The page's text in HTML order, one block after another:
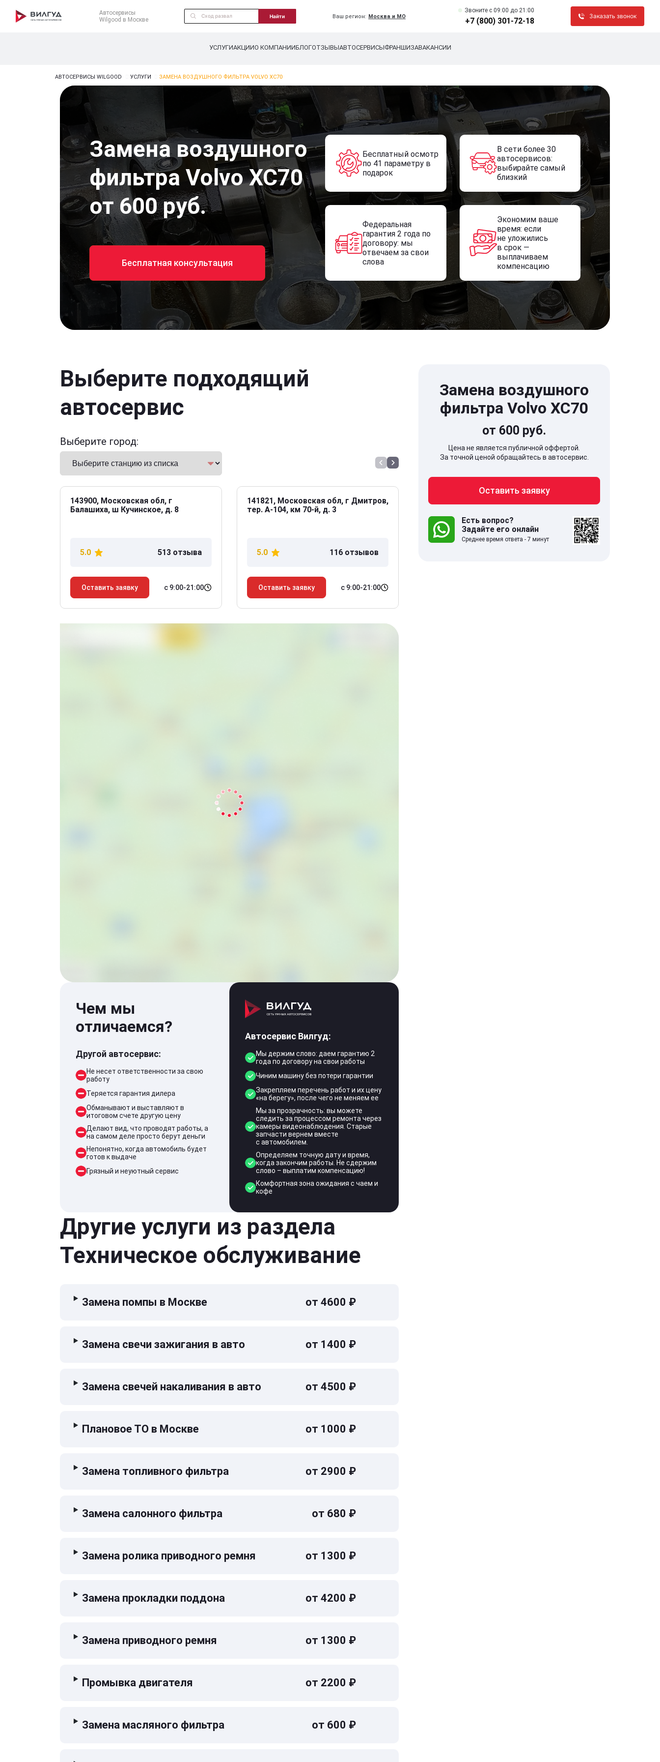
Автосервисы
Wilgood в Москве
Найти Ваш регион: Москва и МО
Звоните c 09:00 до 21:00
+7 (800) 301-72-18
Заказать звонок
УСЛУГИАКЦИИО КОМПАНИИБЛОГОТЗЫВЫАВТОСЕРВИСЫФРАНШИЗАВАКАНСИИ
АВТОСЕРВИСЫ WILGOOD УСЛУГИ ЗАМЕНА ВОЗДУШНОГО ФИЛЬТРА VOLVO XC70
Замена воздушного
фильтра Volvo XC70
от 600 руб.
Бесплатная консультация
Бесплатный осмотр
по 41 параметру в
подарок
В сети более 30
автосервисов:
выбирайте самый
близкий
Федеральная
гарантия 2 года по
договору: мы
отвечаем за свои
слова
Экономим ваше
время: если
не уложились
в срок —
выплачиваем
компенсацию
Выберите подходящий
автосервис
Выберите город:
143900, Московская обл, г
Балашиха, ш Кучинское, д. 8
5.0 513 отзыва
Оставить заявку с 9:00-21:00
141821, Московская обл, г Дмитров,
тер. А-104, км 70-й, д. 3
5.0 116 отзывов
Оставить заявку с 9:00-21:00
141707, Московская обл,
дом 5
Чем мы
отличаемся?
Другой автосервис:
Не несет ответственности за свою
работу
Теряется гарантия дилера
Обманывают и выставляют в
итоговом счете другую цену
Делают вид, что проводят работы, а
на самом деле просто берут деньги
Непонятно, когда автомобиль будет
готов к выдаче
Грязный и неуютный сервис
Автосервис Вилгуд:
Мы держим слово: даем гарантию 2
года по договору на свои работы
Чиним машину без потери гарантии
Закрепляем перечень работ и их цену
«на берегу», после чего не меняем ее
Мы за прозрачность: вы можете
следить за процессом ремонта через
камеры видеонаблюдения. Старые
запчасти вернем вместе
с автомобилем.
Определяем точную дату и время,
когда закончим работы. Не сдержим
слово – выплатим компенсацию!
Комфортная зона ожидания с чаем и
кофе
Другие услуги из раздела
Техническое обслуживание
Замена помпы в Москве от 4600 ₽
Замена свечи зажигания в авто от 1400 ₽
Замена свечей накаливания в авто от 4500 ₽
Плановое ТО в Москве от 1000 ₽
Замена топливного фильтра от 2900 ₽
Замена салонного фильтра от 680 ₽
Замена ролика приводного ремня от 1300 ₽
Замена прокладки поддона от 4200 ₽
Замена приводного ремня от 1300 ₽
Промывка двигателя от 2200 ₽
Замена масляного фильтра от 600 ₽
Замена воздушного
фильтра Volvo XC70
от 600 руб.
Цена не является публичной оффертой.
За точной ценой обращайтесь в автосервис.
Оставить заявку
Есть вопрос?
Задайте его онлайн
Среднее время ответа - 7 минут